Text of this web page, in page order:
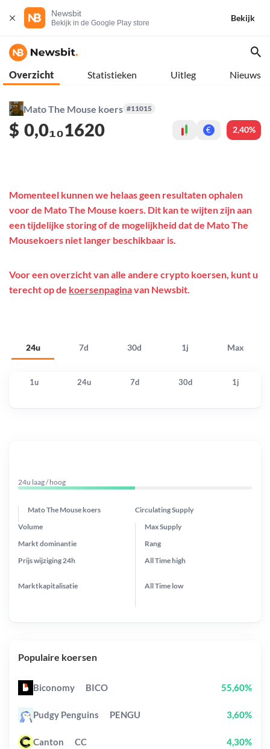
Newsbit
Bekijk in de Google Play store
Bekijk
Overzicht Statistieken Uitleg Nieuws
Mato The Mouse koers #11015
$ 0,0₁₀1620 € 2,40%
24u 7d 30d 1j Max
Momenteel kunnen we helaas geen resultaten ophalen
voor de Mato The Mouse koers. Dit kan te wijten zijn aan
een tijdelijke storing of de mogelijkheid dat de Mato The
Mousekoers niet langer beschikbaar is.
Voor een overzicht van alle andere crypto koersen, kunt u
terecht op de koersenpaginavan Newsbit.
1u 24u 7d 30d 1j
24u laag / hoog
Mato The Mouse koers Circulating Supply
Prijs wijziging 24h
Max Supply
Markt dominantie
Marktkapitalisatie
Volume
Rang
All Timehigh
All Time low
Populaire koersen
Biconomy BICO 55,60%
Pudgy Penguins PENGU 3,60%
Canton CC 4,30%